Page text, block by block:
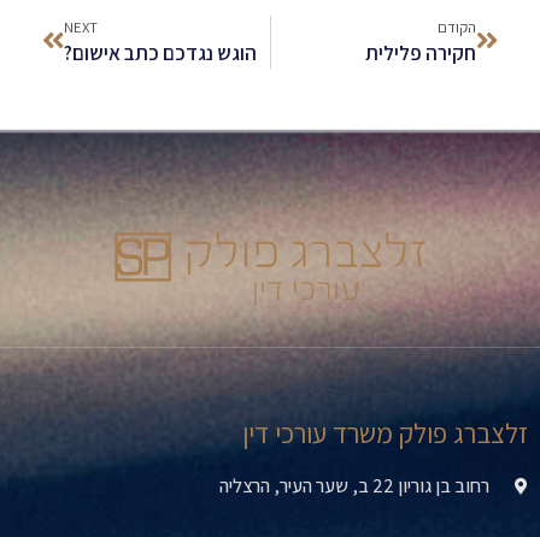
הקודם
חקירה פלילית
NEXT
הוגש נגדכם כתב אישום?
זלצברג פולק משרד עורכי דין
רחוב בן גוריון 22 ב, שער העיר, הרצליה